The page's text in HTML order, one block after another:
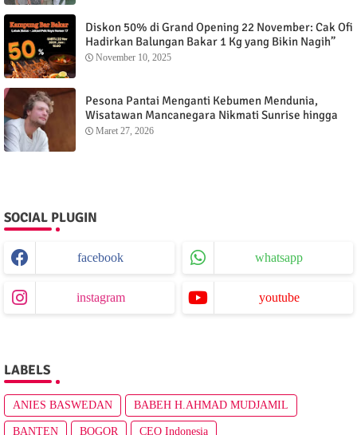
Diskon 50% di Grand Opening 22 November: Cak Ofi
Hadirkan Balungan Bakar 1 Kg yang Bikin Nagih”
November 10, 2025
Pesona Pantai Menganti Kebumen Mendunia,
Wisatawan Mancanegara Nikmati Sunrise hingga
Sunset dari Menganti Cottage
Maret 27, 2026
SOCIAL PLUGIN
facebook whatsapp
instagram youtube
LABELS
ANIES BASWEDAN BABEH H.AHMAD MUDJAMIL
BANTEN BOGOR CEO Indonesia